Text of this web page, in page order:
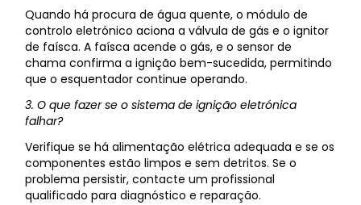
Quando há procura de água quente, o módulo de
controlo eletrónico aciona a válvula de gás e o ignitor
de faísca. A faísca acende o gás, e o sensor de
chama confirma a ignição bem-sucedida, permitindo
que o esquentador continue operando.
3. O que fazer se o sistema de ignição eletrónica
falhar?
Verifique se há alimentação elétrica adequada e se os
componentes estão limpos e sem detritos. Se o
problema persistir, contacte um profissional
qualificado para diagnóstico e reparação.